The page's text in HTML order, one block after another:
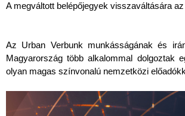
A megváltott belépőjegyek visszaváltására
Az Urban Verbunk munkásságának és
Magyarország több alkalommal dolgoztak
olyan magas színvonalú nemzetközi